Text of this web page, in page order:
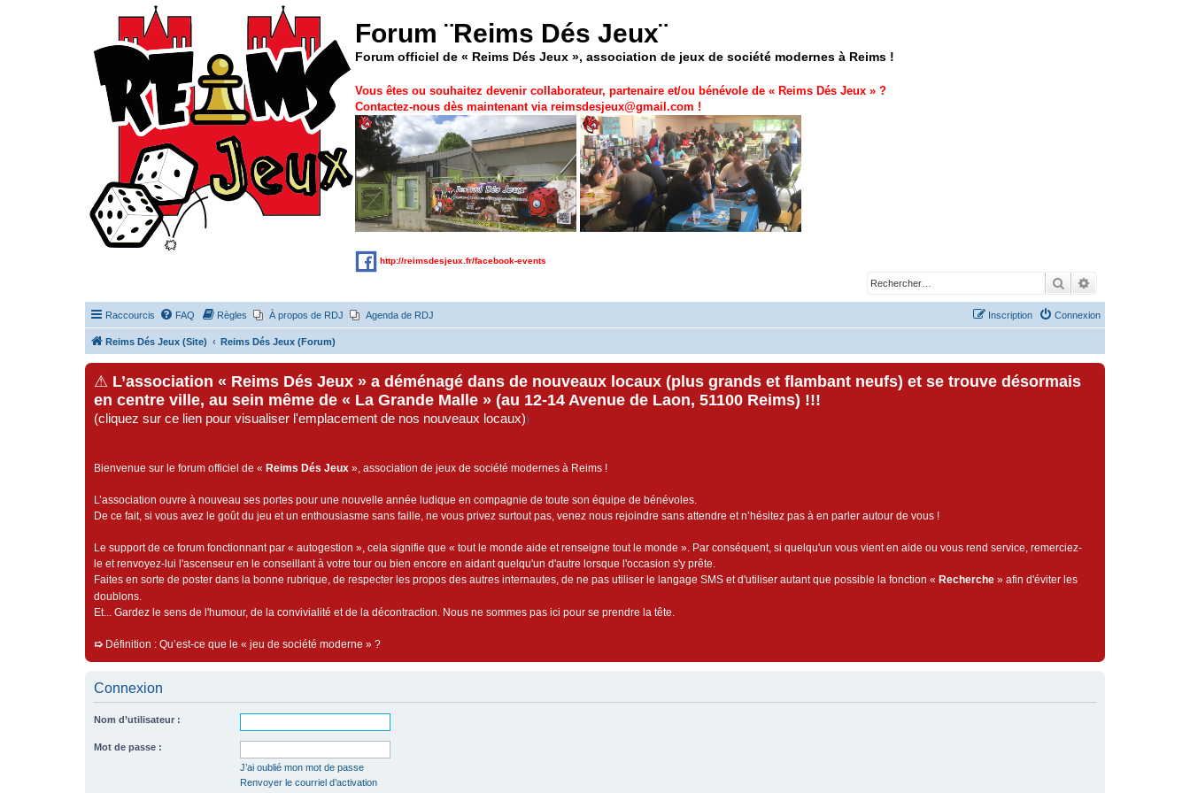
Forum ¨Reims Dés Jeux¨
Forum officiel de « Reims Dés Jeux », association de jeux de société modernes à Reims !
Vous êtes ou souhaitez devenir collaborateur, partenaire et/ou bénévole de « Reims Dés Jeux » ?
Contactez-nous dès maintenant via reimsdesjeux@gmail.com !
http://reimsdesjeux.fr/facebook-events
Rechercher
Raccourcis FAQ Règles À propos de RDJ Agenda de RDJ Connexion
Inscription
Reims Dés Jeux (Site) Reims Dés Jeux (Forum)
⚠ L’association « Reims Dés Jeux » a déménagé dans de nouveaux locaux (plus grands et flambant neufs) et se trouve désormais
en centre ville, au sein même de « La Grande Malle » (au 12-14 Avenue de Laon, 51100 Reims) !!!
(cliquez sur ce lien pour visualiser l'emplacement de nos nouveaux locaux))
Bienvenue sur le forum officiel de « Reims Dés Jeux », association de jeux de société modernes à Reims !
L’association ouvre à nouveau ses portes pour une nouvelle année ludique en compagnie de toute son équipe de bénévoles.
De ce fait, si vous avez le goût du jeu et un enthousiasme sans faille, ne vous privez surtout pas, venez nous rejoindre sans attendre et n’hésitez pas à en parler autour de vous !
Le support de ce forum fonctionnant par « autogestion », cela signifie que « tout le monde aide et renseigne tout le monde ». Par conséquent, si quelqu'un vous vient en aide ou vous rend service, remerciez-
le et renvoyez-lui l'ascenseur en le conseillant à votre tour ou bien encore en aidant quelqu'un d'autre lorsque l'occasion s'y prête.
Faites en sorte de poster dans la bonne rubrique, de respecter les propos des autres internautes, de ne pas utiliser le langage SMS et d'utiliser autant que possible la fonction « Recherche » afin d'éviter les
doublons.
Et... Gardez le sens de l'humour, de la convivialité et de la décontraction. Nous ne sommes pas ici pour se prendre la tête.
➯ Définition : Qu’est-ce que le « jeu de société moderne » ?
Connexion
Nom d’utilisateur :
Mot de passe :
J’ai oublié mon mot de passe
Renvoyer le courriel d’activation